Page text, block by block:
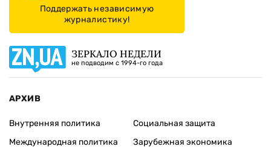
Поддержать независимую
журналистику!
ЗЕРКАЛО НЕДЕЛИ
не подводим с 1994-го года
АРХИВ
Внутренняя политика
Международная политика
Социальная защита
Зарубежная экономика